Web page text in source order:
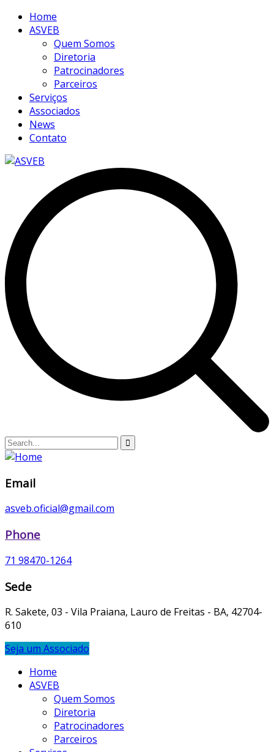
Home
ASVEB
Quem Somos
Diretoria
Patrocinadores
Parceiros
Serviços
Associados
News
Contato
Email
asveb.oficial@gmail.com
Phone
71 98470-1264
Sede
R. Sakete, 03 - Vila Praiana, Lauro de Freitas - BA, 42704-
610
Seja um Associado
Home
ASVEB
Quem Somos
Diretoria
Patrocinadores
Parceiros